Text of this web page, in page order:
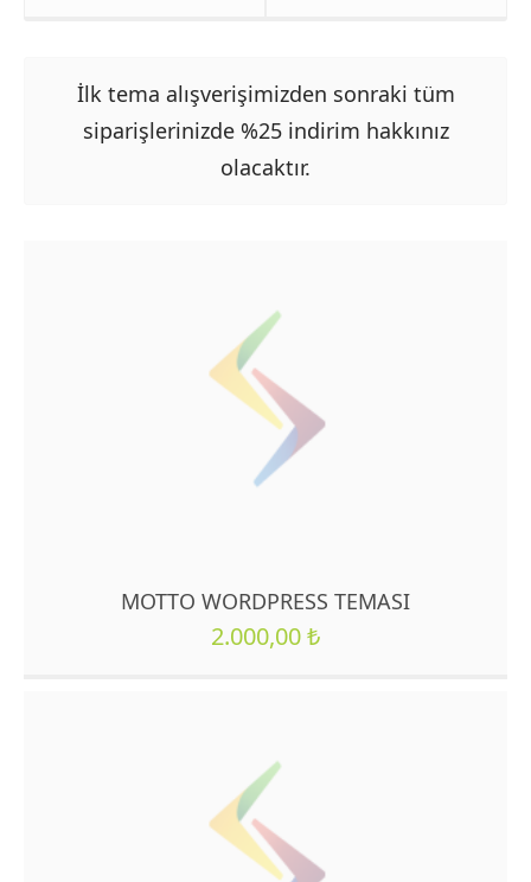
İlk tema alışverişimizden sonraki tüm
siparişlerinizde %25 indirim hakkınız
olacaktır.
MOTTO WORDPRESS TEMASI
2.000,00₺